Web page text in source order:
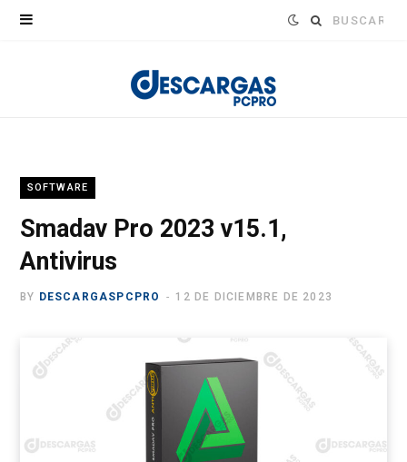
Buscar:
SOFTWARE
Smadav Pro 2023 v15.1,
Antivirus
BY DESCARGASPCPRO 12 DE DICIEMBRE DE 2023